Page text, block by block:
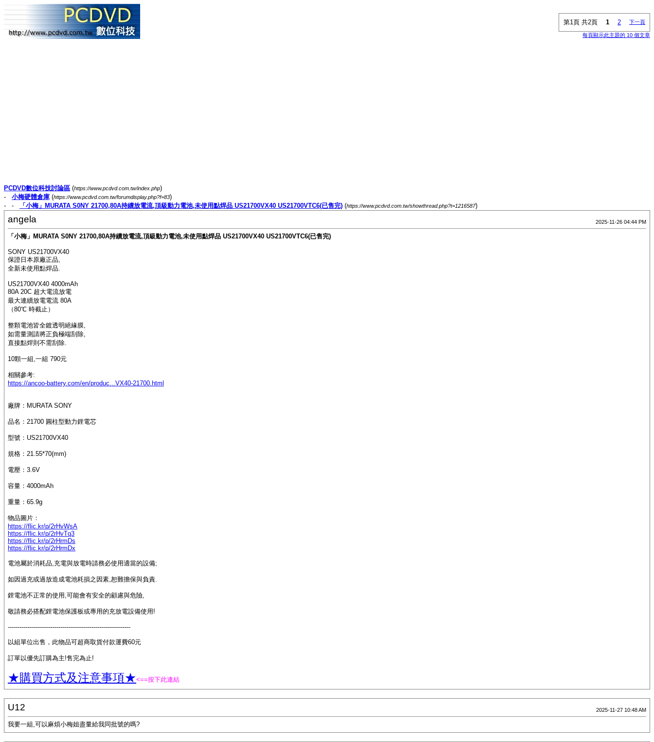
第1頁 共2頁 1 2 下一頁
每頁顯示此主題的 10 個文章
PCDVD數位科技討論區 (https://www.pcdvd.com.tw/index.php)
- 小梅硬體倉庫 (https://www.pcdvd.com.tw/forumdisplay.php?f=83)
- -
「小梅」MURATA S0NY 21700,80A持續放電流,頂級動力電池,未使用點焊品 US21700VX40 US21700VTC6(已售完) (https://www.pcdvd.com.tw/showthread.php?t=1216587)
angela 2025-11-26 04:44 PM
「小梅」MURATA S0NY 21700,80A持續放電流,頂級動力電池,未使用點焊品 US21700VX40 US21700VTC6(已售完)
SONY US21700VX40
保證日本原廠正品,
全新未使用點焊品.
US21700VX40 4000mAh
80A 20C 超大電流放電
最大連續放電電流 80A
（80℃ 時截止）
整顆電池皆全鍍透明絕緣膜,
如需量測請將正負極端刮除,
直接點焊則不需刮除.
10顆一組,一組 790元
相關參考:
https://ancoo-battery.com/en/produc...VX40-21700.html
廠牌：MURATA SONY
品名：21700 圓柱型動力鋰電芯
型號：US21700VX40
規格：21.55*70(mm)
電壓：3.6V
容量：4000mAh
重量：65.9g
物品圖片：
https://flic.kr/p/2rHvWsA
https://flic.kr/p/2rHvTq3
https://flic.kr/p/2rHrmDs
https://flic.kr/p/2rHrmDx
電池屬於消耗品,充電與放電時請務必使用適當的設備;
如因過充或過放造成電池耗損之因素,恕難擔保與負責.
鋰電池不正常的使用,可能會有安全的顧慮與危險,
敬請務必搭配鋰電池保護板或專用的充放電設備使用!
---------------------------------------------------------------
以組單位出售，此物品可超商取貨付款運費60元
訂單以優先訂購為主!售完為止!
★購買方式及注意事項★<==按下此連結
U12 2025-11-27 10:48 AM
我要一組,可以麻煩小梅姐盡量給我同批號的嗎?